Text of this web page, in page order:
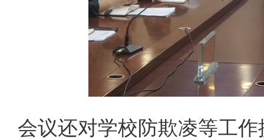
会议还对学校防欺凌等工